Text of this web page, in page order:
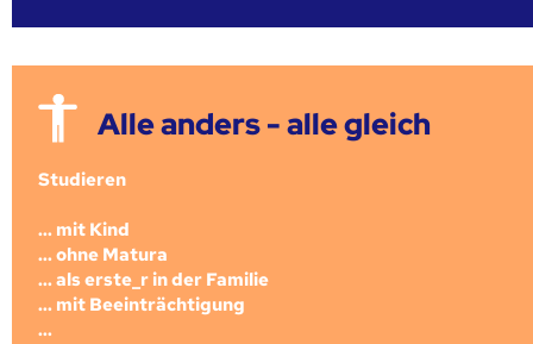
Alle anders - alle gleich
Studieren
... mit Kind
... ohne Matura
... als erste_r in der Familie
... mit Beeinträchtigung
...